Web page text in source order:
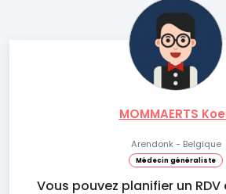
MOMMAERTS
Arendonk - Belgique
Médecin généraliste
Vous pouvez planifier un